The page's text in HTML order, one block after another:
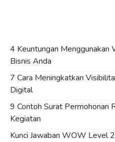
4 Keuntungan
Bisnis Anda
7 Cara Meningkatkan
Digital
9 Contoh Surat Permohonan
Kegiatan
Kunci Jawaban WOW Level